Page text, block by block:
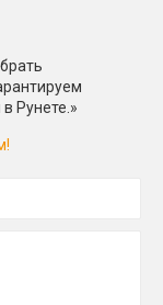
Рунете.»